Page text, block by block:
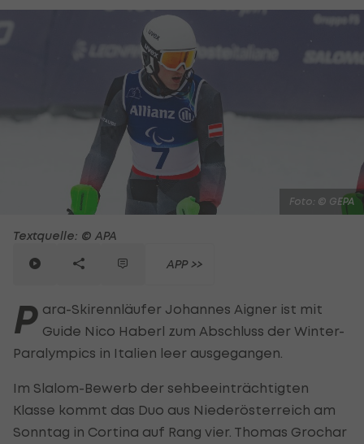
Foto: © GEPA
Textquelle: © APA
APP >>
P ara-Skirennläufer Johannes Aigner ist mit
Guide Nico Haberl zum Abschluss der Winter-
Paralympics in Italien leer ausgegangen.
Im Slalom-Bewerb der sehbeeinträchtigten
Klasse kommt das Duo aus Niederösterreich am
Sonntag in Cortina auf Rang vier. Thomas Grochar